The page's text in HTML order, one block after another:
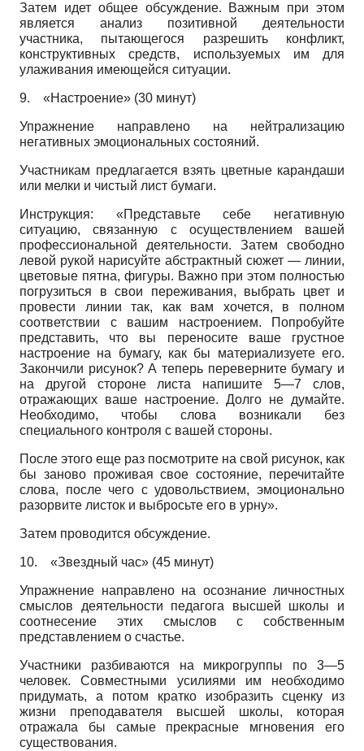
Затем идет общее обсуждение. Важным при этом
является анализ позитивной деятельности
участника, пытающегося разрешить конфликт,
конструктивных средств, используемых им для
улаживания имеющейся ситуации.
9. «Настроение» (30 минут)
Упражнение направлено на нейтрализацию
негативных эмоциональных состояний.
Участникам предлагается взять цветные карандаши
или мелки и чистый лист бумаги.
Инструкция: «Представьте себе негативную
ситуацию, связанную с осуществлением вашей
профессиональной деятельности. Затем свободно
левой рукой нарисуйте абстрактный сюжет — линии,
цветовые пятна, фигуры. Важно при этом полностью
погрузиться в свои переживания, выбрать цвет и
провести линии так, как вам хочется, в полном
соответствии с вашим настроением. Попробуйте
представить, что вы переносите ваше грустное
настроение на бумагу, как бы материализуете его.
Закончили рисунок? А теперь переверните бумагу и
на другой стороне листа напишите 5—7 слов,
отражающих ваше настроение. Долго не думайте.
Необходимо, чтобы слова возникали без
специального контроля с вашей стороны.
После этого еще раз посмотрите на свой рисунок, как
бы заново проживая свое состояние, перечитайте
слова, после чего с удовольствием, эмоционально
разорвите листок и выбросьте его в урну».
Затем проводится обсуждение.
10. «Звездный час» (45 минут)
Упражнение направлено на осознание личностных
смыслов деятельности педагога высшей школы и
соотнесение этих смыслов с собственным
представлением о счастье.
Участники разбиваются на микрогруппы по 3—5
человек. Совместными усилиями им необходимо
придумать, а потом кратко изобразить сценку из
жизни преподавателя высшей школы, которая
отражала бы самые прекрасные мгновения его
существования.